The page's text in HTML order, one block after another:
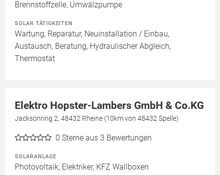
Brennstoffzelle, Umwälzpumpe
SOLAR TÄTIGKEITEN
Wartung, Reparatur, Neuinstallation / Einbau,
Austausch, Beratung, Hydraulischer Abgleich,
Thermostat
Elektro Hopster-Lambers GmbH & Co.KG
Jacksonring 2, 48432 Rheine (10km von 48432 Spelle)
0 Sterne aus 3 Bewertungen
SOLARANLAGE
Photovoltaik, Elektriker, KFZ Wallboxen